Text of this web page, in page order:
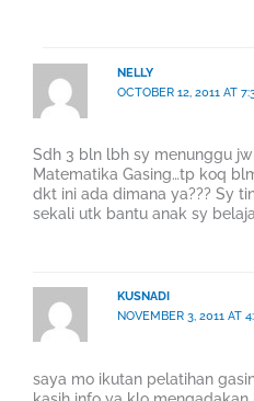
NELLY
OCTOBER 12, 2011 AT
Sdh 3 bln lbh sy menunggu
Matematika Gasing…tp koq
dkt ini ada dimana ya??? Sy
sekali utk bantu anak sy
KUSNADI
NOVEMBER 3, 2011 AT
saya mo ikutan pelatihan